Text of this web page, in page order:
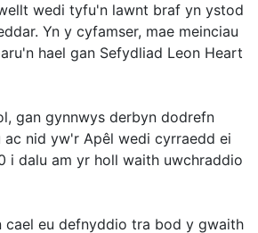
wedi tyfu'n lawnt braf yn ystod
Yn y cyfamser, mae meinciau
hael gan Sefydliad Leon Heart
gan gynnwys derbyn dodrefn
ac nid yw'r Apêl wedi cyrraedd ei
i dalu am yr holl waith uwchraddio
cael eu defnyddio tra bod y gwaith